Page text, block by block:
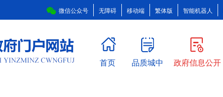
微信公众号 无障碍 移动端 繁体版 智能机器人
首页 品质城中 政府信息公开